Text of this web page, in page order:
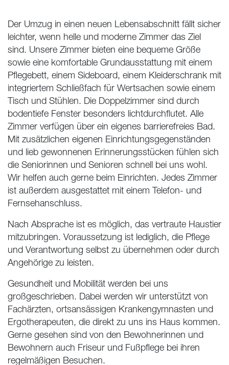
Der Umzug in einen neuen Lebensabschnitt fällt sicher
leichter, wenn helle und moderne Zimmer das Ziel
sind. Unsere Zimmer bieten eine bequeme Größe
sowie eine komfortable Grundausstattung mit einem
Pflegebett, einem Sideboard, einem Kleiderschrank mit
integriertem Schließfach für Wertsachen sowie einem
Tisch und Stühlen. Die Doppelzimmer sind durch
bodentiefe Fenster besonders lichtdurchflutet. Alle
Zimmer verfügen über ein eigenes barrierefreies Bad.
Mit zusätzlichen eigenen Einrichtungsgegenständen
und lieb gewonnenen Erinnerungsstücken fühlen sich
die Seniorinnen und Senioren schnell bei uns wohl.
Wir helfen auch gerne beim Einrichten. Jedes Zimmer
ist außerdem ausgestattet mit einem Telefon- und
Fernsehanschluss.
Nach Absprache ist es möglich, das vertraute Haustier
mitzubringen. Voraussetzung ist lediglich, die Pflege
und Verantwortung selbst zu übernehmen oder durch
Angehörige zu leisten.
Gesundheit und Mobilität werden bei uns
großgeschrieben. Dabei werden wir unterstützt von
Fachärzten, ortsansässigen Krankengymnasten und
Ergotherapeuten, die direkt zu uns ins Haus kommen.
Gerne gesehen sind von den Bewohnerinnen und
Bewohnern auch Friseur und Fußpflege bei ihren
regelmäßigen Besuchen.